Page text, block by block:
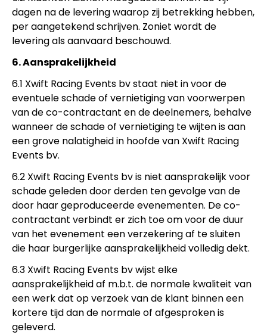
dagen na de levering waarop zij betrekking hebben,
per aangetekend schrijven. Zoniet wordt de
levering als aanvaard beschouwd.
6. Aansprakelijkheid
6.1 Xwift Racing Events bv staat niet in voor de
eventuele schade of vernietiging van voorwerpen
van de co-contractant en de deelnemers, behalve
wanneer de schade of vernietiging te wijten is aan
een grove nalatigheid in hoofde van Xwift Racing
Events bv.
6.2 Xwift Racing Events bv is niet aansprakelijk voor
schade geleden door derden ten gevolge van de
door haar geproduceerde evenementen. De co-
contractant verbindt er zich toe om voor de duur
van het evenement een verzekering af te sluiten
die haar burgerlijke aansprakelijkheid volledig dekt.
6.3 Xwift Racing Events bv wijst elke
aansprakelijkheid af m.b.t. de normale kwaliteit van
een werk dat op verzoek van de klant binnen een
kortere tijd dan de normale of afgesproken is
geleverd.